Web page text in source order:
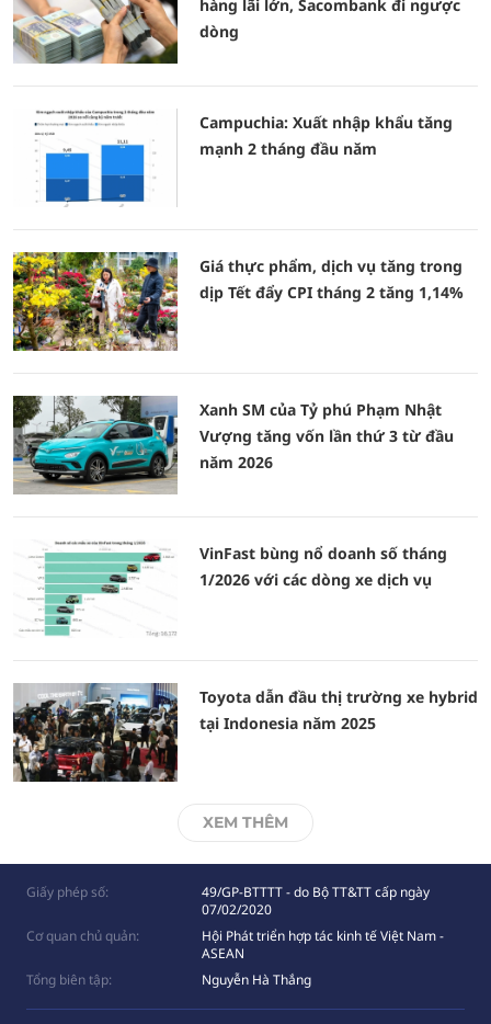
hàng lãi lớn, Sacombank đi ngược
dòng
Campuchia: Xuất nhập khẩu tăng
mạnh 2 tháng đầu năm
Giá thực phẩm, dịch vụ tăng trong
dịp Tết đẩy CPI tháng 2 tăng 1,14%
Xanh SM của Tỷ phú Phạm Nhật
Vượng tăng vốn lần thứ 3 từ đầu
năm 2026
VinFast bùng nổ doanh số tháng
1/2026 với các dòng xe dịch vụ
Toyota dẫn đầu thị trường xe hybrid
tại Indonesia năm 2025
XEM THÊM
Giấy phép số:
49/GP-BTTTT - do Bộ TT&TT cấp ngày
07/02/2020
Cơ quan chủ quản:
Hội Phát triển hợp tác kinh tế Việt Nam -
ASEAN
Tổng biên tập:
Nguyễn Hà Thắng